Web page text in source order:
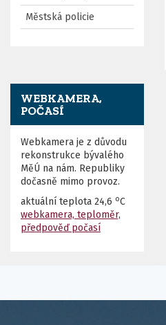
Městská policie
WEBKAMERA,
POČASÍ
Webkamera je z důvodu
rekonstrukce bývalého
MěÚ na nám. Republiky
dočasně mimo provoz.
aktuální teplota 24,6 oC
webkamera, teploměr,
předpověď počasí